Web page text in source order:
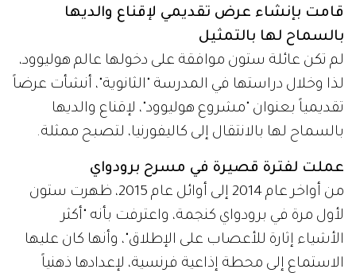
قامت بإنشاء عرض تقديمي لإقناع والديها
بالسماح لها بالتمثيل
لم تكن عائلة ستون موافقة على دخولها عالم هوليوود،
لذا وخلال دراستها في المدرسة "الثانوية"، أنشأت عرضاً
تقديمياً بعنوان "مشروع هوليوود"، لإقناع والديها
بالسماح لها بالانتقال إلى كاليفورنيا، لتصبح ممثلة.
عملت لفترة قصيرة في مسرح برودواي
من أواخر عام 2014 إلى أوائل عام 2015، ظهرت ستون
لأول مرة في برودواي كنجمة، واعترفت بأنه "أكثر
الأشياء إثارة للأعصاب على الإطلاق"، وأنها كان عليها
الاستماع إلى محطة إذاعية فرنسية، لإعدادها ذهنياً